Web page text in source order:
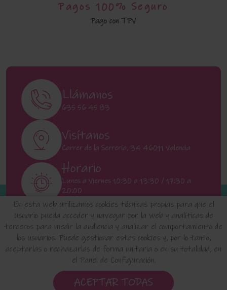
Pagos 100% Seguro
Pago con TPV
En esta web utilizamos cookies técnicas propias para que el
usuario pueda acceder y navegar por la web y analíticas de
terceros para medir la audiencia y analizar el comportamiento de
los usuarios. Puede gestionar estas cookies y, por lo tanto,
aceptarlas o rechazarlas de forma unitaria o en su totalidad, en
el Panel de Configuración.
ACEPTAR TODAS
Llámanos
635 56 45 83
Visítanos
Carrer de la Serrería, 34 46011 Valencia
Horario
Lunes a Viernes 10:30 a 13:30 / 17:30 a
20:00
Sábados 11:00 a 13:00
INICIO QUIENES SOMOS FAQ'S
Política de Privacidad de Datos
Política de Cookies
Configuración de Cookies
Condiciones de uso y Devoluciones